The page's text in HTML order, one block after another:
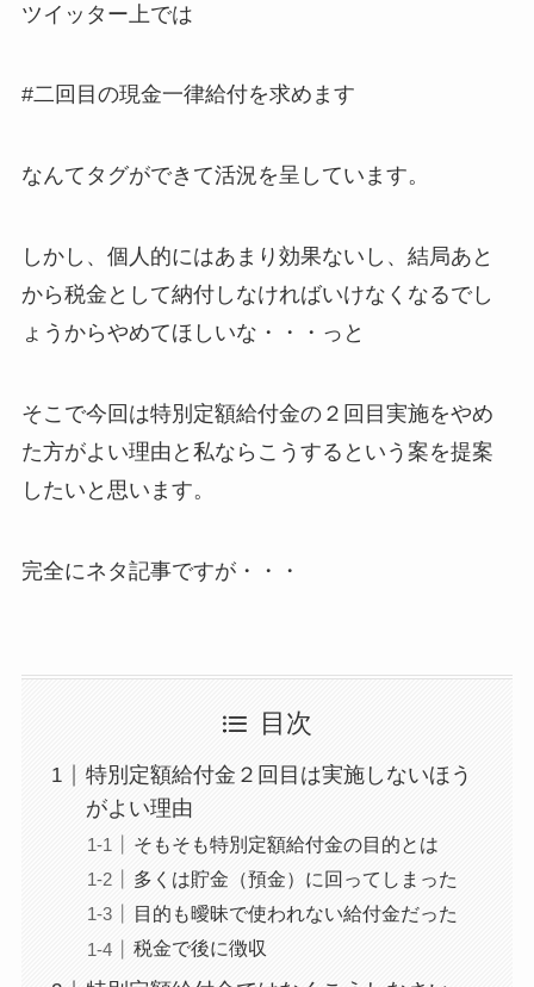
ツイッター上では
#二回目の現金一律給付を求めます
なんてタグができて活況を呈しています。
しかし、個人的にはあまり効果ないし、結局あと
から税金として納付しなければいけなくなるでし
ょうからやめてほしいな・・・っと
そこで今回は特別定額給付金の２回目実施をやめ
た方がよい理由と私ならこうするという案を提案
したいと思います。
完全にネタ記事ですが・・・
目次
特別定額給付金２回目は実施しないほう
がよい理由
そもそも特別定額給付金の目的とは
多くは貯金（預金）に回ってしまった
目的も曖昧で使われない給付金だった
税金で後に徴収